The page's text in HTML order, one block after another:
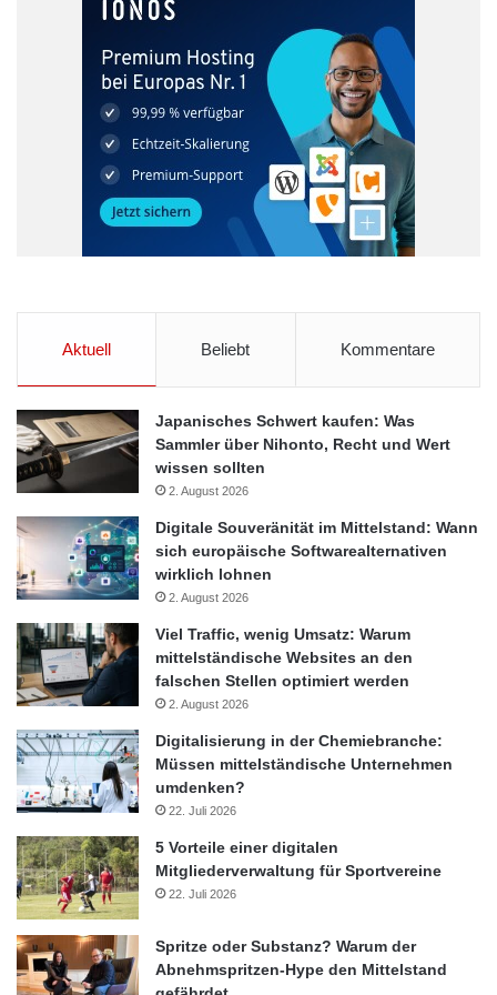
intensiver beobachten und „Pro Fahrrad“ mitbestimmen
können.“ so Siegfried Neuberger, Geschäftsführer des ZIV.
Quelle: Zweirad-Industrie-Verband e.V. (ZIV)
Büro Entscheidungen Eröffnung
Radverkehrsanteils
Aktuell Beliebt Kommentare
Japanisches Schwert kaufen: Was
Sammler über Nihonto, Recht und Wert
wissen sollten
2. August 2026
Digitale Souveränität im Mittelstand: Wann
sich europäische Softwarealternativen
wirklich lohnen
2. August 2026
Viel Traffic, wenig Umsatz: Warum
mittelständische Websites an den
falschen Stellen optimiert werden
2. August 2026
Digitalisierung in der Chemiebranche:
Müssen mittelständische Unternehmen
umdenken?
22. Juli 2026
5 Vorteile einer digitalen
Mitgliederverwaltung für Sportvereine
22. Juli 2026
Spritze oder Substanz? Warum der
Abnehmspritzen-Hype den Mittelstand